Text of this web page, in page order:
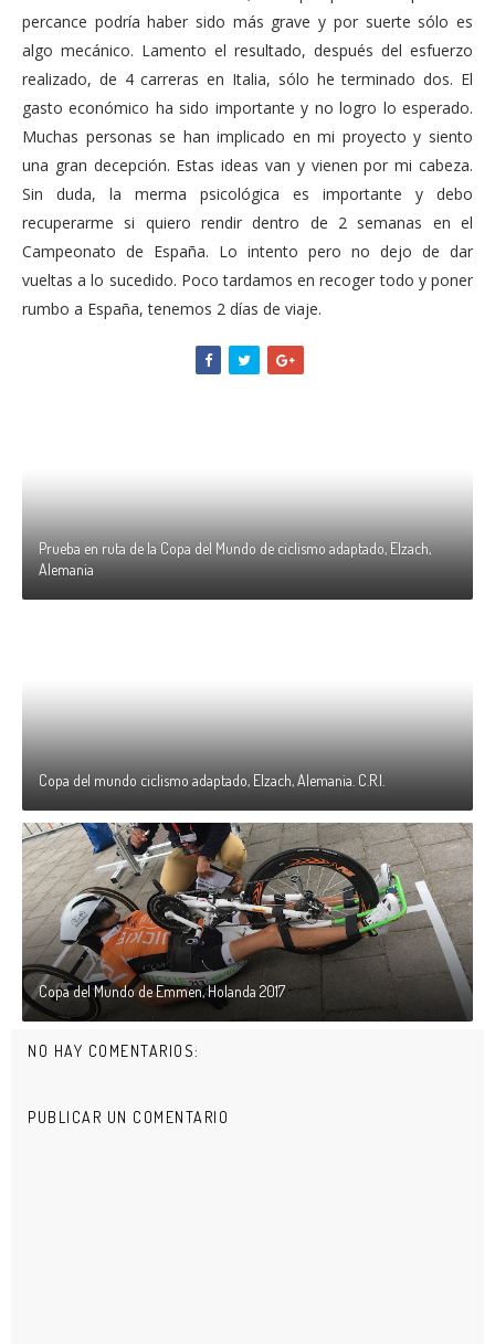
percance podría haber sido más grave y por suerte sólo es
algo mecánico. Lamento el resultado, después del esfuerzo
realizado, de 4 carreras en Italia, sólo he terminado dos. El
gasto económico ha sido importante y no logro lo esperado.
Muchas personas se han implicado en mi proyecto y siento
una gran decepción. Estas ideas van y vienen por mi cabeza.
Sin duda, la merma psicológica es importante y debo
recuperarme si quiero rendir dentro de 2 semanas en el
Campeonato de España. Lo intento pero no dejo de dar
vueltas a lo sucedido. Poco tardamos en recoger todo y poner
rumbo a España, tenemos 2 días de viaje.
Prueba en ruta de la Copa del Mundo de ciclismo adaptado, Elzach,
Alemania
Copa del mundo ciclismo adaptado, Elzach, Alemania. C.R.I.
Copa del Mundo de Emmen, Holanda 2017
NO HAY COMENTARIOS:
PUBLICAR UN COMENTARIO